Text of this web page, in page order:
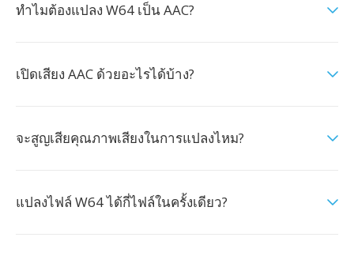
ทำไมต้องแปลง W64 เป็น AAC?
เปิดเสียง AAC ด้วยอะไรได้บ้าง?
จะสูญเสียคุณภาพเสียงในการแปลงไหม?
แปลงไฟล์ W64 ได้กี่ไฟล์ในครั้งเดียว?